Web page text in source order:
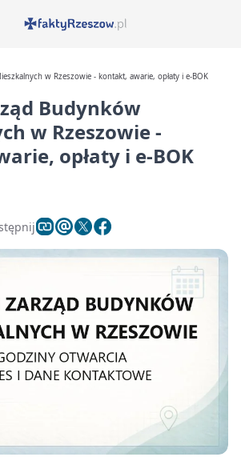
w Rzeszowie - kontakt, awarie, opłaty i e-BOK
Budynków
w Rzeszowie -
opłaty i e-BOK